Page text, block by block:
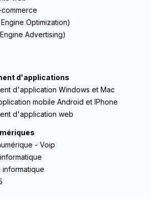
Optimization)
Advertising)
d'applications
d'application Windows et Mac
mobile Android et IPhone
d'application web
- Voip
informatique